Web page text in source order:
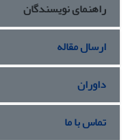
شناسی قابل استفاده و
سردبیر
راهنمای نویسندگان
ارسال مقاله
داوران
تماس با ما